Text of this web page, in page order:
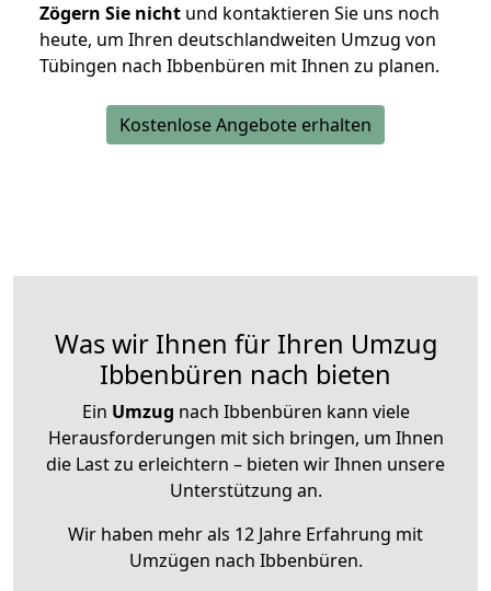
Zögern Sie nicht und kontaktieren Sie uns noch
heute, um Ihren deutschlandweiten Umzug von
Tübingen nach Ibbenbüren mit Ihnen zu planen.
Kostenlose Angebote erhalten
Was wir Ihnen für Ihren Umzug
Ibbenbüren nach bieten
Ein Umzug nach Ibbenbüren kann viele
Herausforderungen mit sich bringen, um Ihnen
die Last zu erleichtern – bieten wir Ihnen unsere
Unterstützung an.
Wir haben mehr als 12 Jahre Erfahrung mit
Umzügen nach Ibbenbüren.